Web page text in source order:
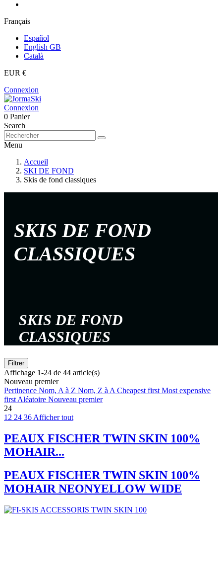
Français
Español
English GB
Català
EUR €
Connexion
Connexion
0 Panier
Search
Menu
Accueil
SKI DE FOND
Skis de fond classiques
SKIS DE FOND
CLASSIQUES
SKIS DE FOND
CLASSIQUES
Filtrer
Affichage 1-24 de 44 article(s)
Nouveau premier
Pertinence Nom, A à Z Nom, Z à A Cheapest first Most expensive
first Aléatoire Nouveau premier
24
12 24 36 Afficher tout
PEAUX FISCHER TWIN SKIN 100%
MOHAIR...
PEAUX FISCHER TWIN SKIN 100%
MOHAIR NEONYELLOW WIDE